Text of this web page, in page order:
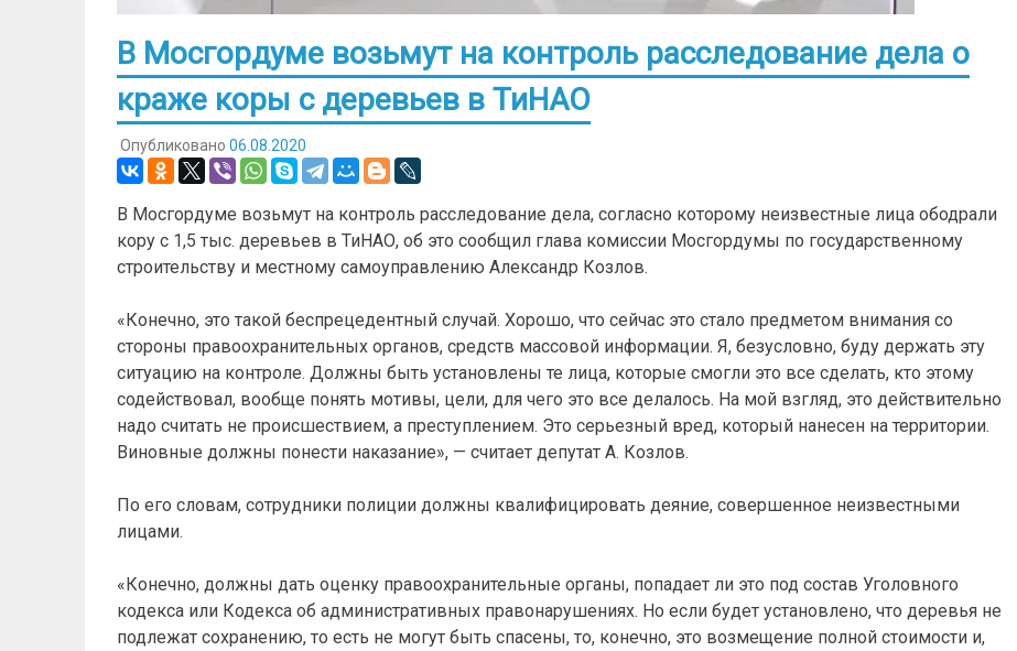
В Мосгордуме возьмут на контроль расследование дела о
краже коры с деревьев в ТиНАО
Опубликовано 06.08.2020
В Мосгордуме возьмут на контроль расследование дела, согласно которому неизвестные лица ободрали
кору с 1,5 тыс. деревьев в ТиНАО, об это сообщил глава комиссии Мосгордумы по государственному
строительству и местному самоуправлению Александр Козлов.
«Конечно, это такой беспрецедентный случай. Хорошо, что сейчас это стало предметом внимания со
стороны правоохранительных органов, средств массовой информации. Я, безусловно, буду держать эту
ситуацию на контроле. Должны быть установлены те лица, которые смогли это все сделать, кто этому
содействовал, вообще понять мотивы, цели, для чего это все делалось. На мой взгляд, это действительно
надо считать не происшествием, а преступлением. Это серьезный вред, который нанесен на территории.
Виновные должны понести наказание», — считает депутат А. Козлов.
По его словам, сотрудники полиции должны квалифицировать деяние, совершенное неизвестными
лицами.
«Конечно, должны дать оценку правоохранительные органы, попадает ли это под состав Уголовного
кодекса или Кодекса об административных правонарушениях. Но если будет установлено, что деревья не
подлежат сохранению, то есть не могут быть спасены, то, конечно, это возмещение полной стоимости и,